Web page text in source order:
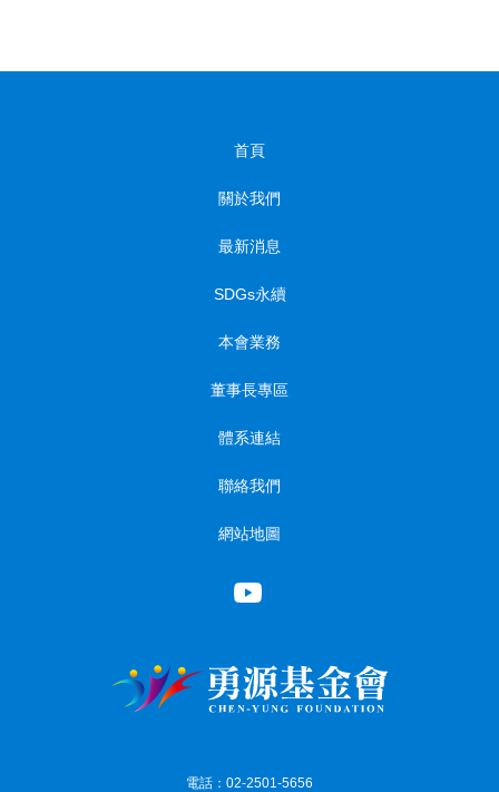
首頁
關於我們
最新消息
SDGs永續
本會業務
董事長專區
體系連結
聯絡我們
網站地圖
電話：02-2501-5656